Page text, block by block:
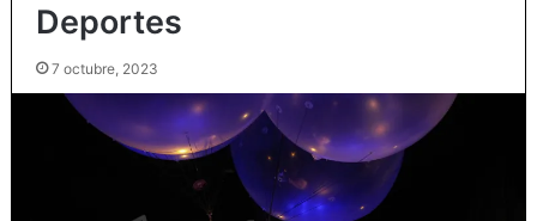
Deportes
7 octubre, 2023